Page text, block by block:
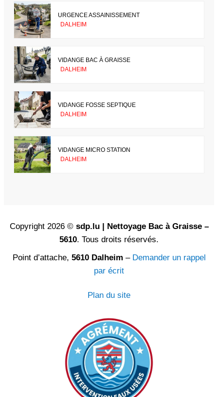
URGENCE ASSAINISSEMENT
DALHEIM
VIDANGE BAC À GRAISSE
DALHEIM
VIDANGE FOSSE SEPTIQUE
DALHEIM
VIDANGE MICRO STATION
DALHEIM
Copyright 2026 © sdp.lu | Nettoyage Bac à Graisse –
5610. Tous droits réservés.
Point d’attache, 5610 Dalheim – Demander un rappel
par écrit
Plan du site